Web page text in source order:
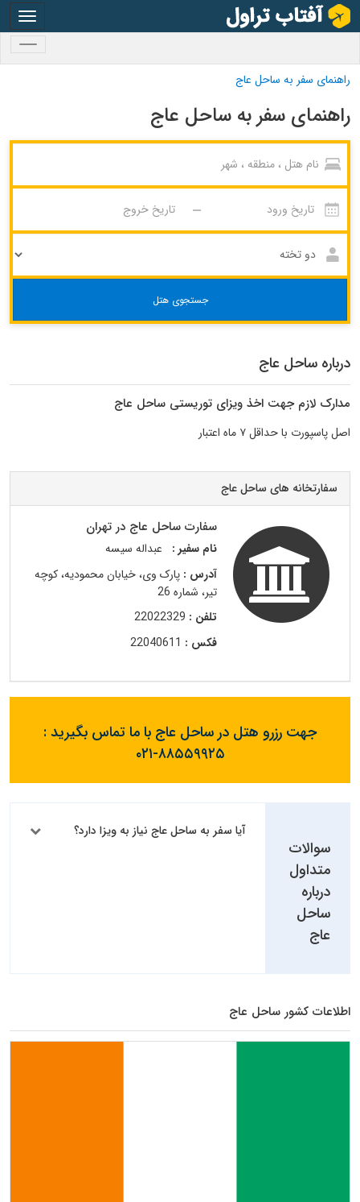
راهنمای سفر به ساحل عاج
راهنمای سفر به ساحل عاج
جستجوی هتل
درباره ساحل عاج
مدارک لازم جهت اخذ ویزای توریستی ساحل عاج
اصل پاسپورت با حداقل ۷ ماه اعتبار
سفارتخانه های ساحل عاج
سفارت ساحل عاج در تهران
نام سفیر :
عبداله سیسه
آدرس : پارک وی، خیابان محمودیه، کوچه
تیر، شماره 26
تلفن : 22022329
فکس : 22040611
جهت رزرو هتل در ساحل عاج با ما تماس بگیرید :
۰۲۱-۸۸۵۵۹۹۲۵
سوالات
متداول
درباره
ساحل
عاج
آیا سفر به ساحل عاج نیاز به ویزا دارد؟
اطلاعات کشور ساحل عاج